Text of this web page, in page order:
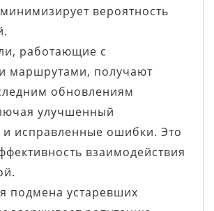
вероятность
работающие с
маршрутами, получают
обновлениям
улучшенный
и исправленные ошибки. Это
взаимодействия
подмена устаревших